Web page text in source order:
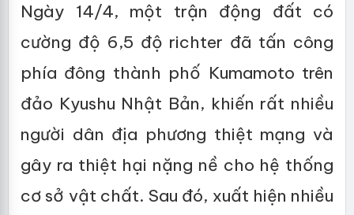
Ngày 14/4, một trận động đất có
cường độ 6,5 độ richter đã tấn công
phía đông thành phố Kumamoto trên
đảo Kyushu Nhật Bản, khiến rất nhiều
người dân địa phương thiệt mạng và
gây ra thiệt hại nặng nề cho hệ thống
cơ sở vật chất. Sau đó, xuất hiện nhiều